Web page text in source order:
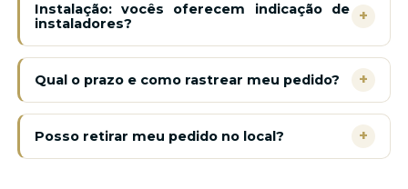
Instalação: vocês oferecem indicação de
instaladores?
+
Qual o prazo e como rastrear meu pedido? +
Posso retirar meu pedido no local? +